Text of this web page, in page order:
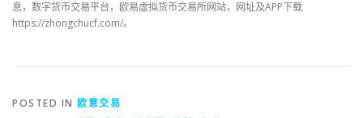
息，数字货币交易平台，欧易虚拟货币交易所网站，网址及APP下载
https://zhongchucf.com/。
POSTED IN 欧意交易